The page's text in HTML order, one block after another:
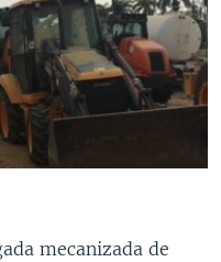
mecanizada de